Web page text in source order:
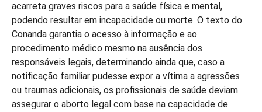
acarreta graves riscos para a saúde física e mental,
podendo resultar em incapacidade ou morte. O texto do
Conanda garantia o acesso à informação e ao
procedimento médico mesmo na ausência dos
responsáveis legais, determinando ainda que, caso a
notificação familiar pudesse expor a vítima a agressões
ou traumas adicionais, os profissionais de saúde deviam
assegurar o aborto legal com base na capacidade de